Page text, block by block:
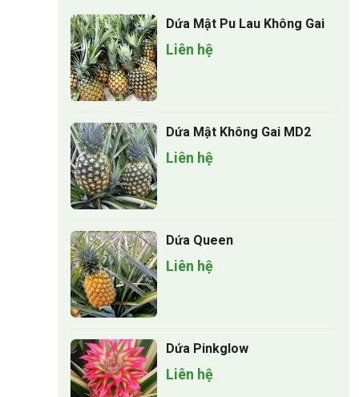
Dứa Mật Pu Lau Không Gai
Liên hệ
Dứa Mật Không Gai MD2
Liên hệ
Dứa Queen
Liên hệ
Dứa Pinkglow
Liên hệ